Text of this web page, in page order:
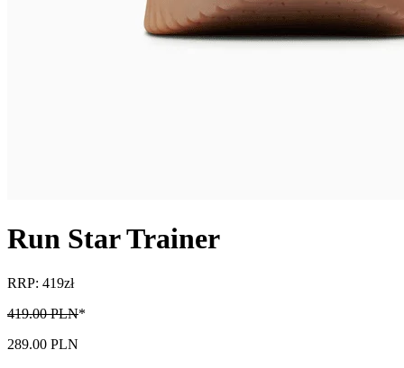
Run Star Trainer
RRP: 419zł
419.00 PLN*
289.00 PLN